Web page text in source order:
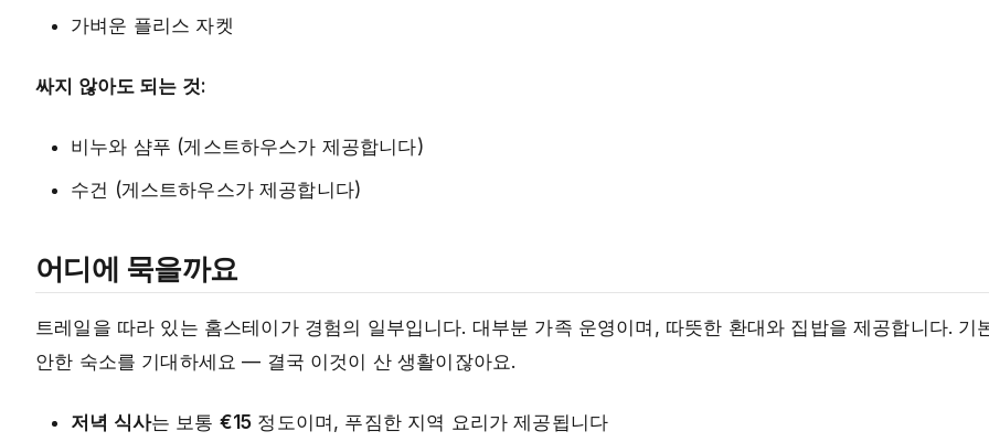
가벼운 플리스 자켓
싸지 않아도 되는 것:
비누와 샴푸 (게스트하우스가 제공합니다)
수건 (게스트하우스가 제공합니다)
어디에 묵을까요
트레일을 따라 있는 홈스테이가 경험의 일부입니다. 대부분 가족 운영이며, 따뜻한 환대와 집밥을 제공합니다. 기
안한 숙소를 기대하세요 — 결국 이것이 산 생활이잖아요.
저녁 식사는 보통 €15 정도이며, 푸짐한 지역 요리가 제공됩니다